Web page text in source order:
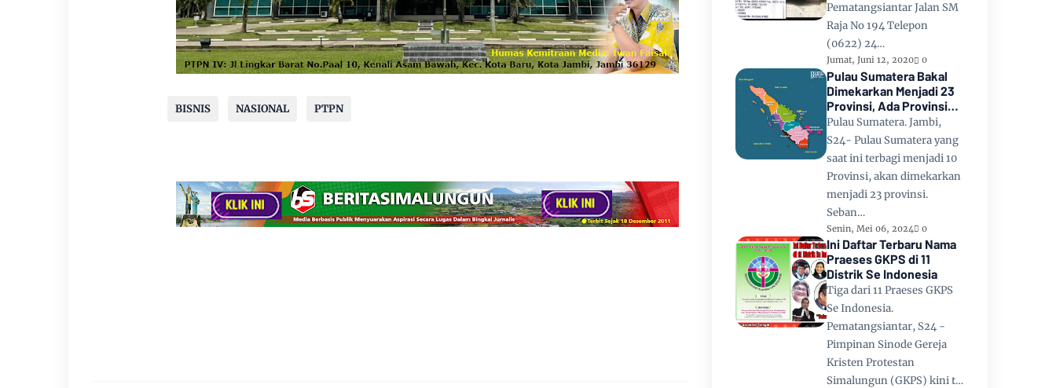
BISNIS NASIONAL PTPN
Pematangsiantar Jalan SM
Raja No 194 Telepon
(0622) 24…
Jumat, Juni 12, 2020 0
Pulau Sumatera Bakal
Dimekarkan Menjadi 23
Provinsi, Ada Provinsi
Toba Raya dan Provinsi
Tapanuli
Pulau Sumatera. Jambi,
S24- Pulau Sumatera yang
saat ini terbagi menjadi 10
Provinsi, akan dimekarkan
menjadi 23 provinsi.
Seban…
Senin, Mei 06, 2024 0
Ini Daftar Terbaru Nama
Praeses GKPS di 11
Distrik Se Indonesia
Tiga dari 11 Praeses GKPS
Se Indonesia.
Pematangsiantar, S24 -
Pimpinan Sinode Gereja
Kristen Protestan
Simalungun (GKPS) kini t…